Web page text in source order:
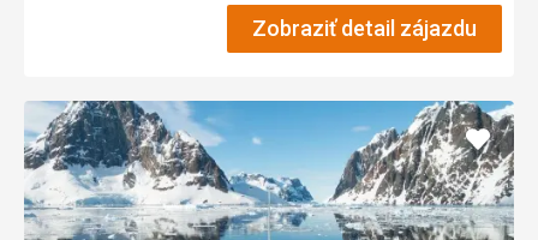
Zobraziť detail zájazdu
Pridať
do